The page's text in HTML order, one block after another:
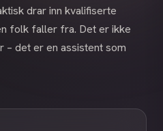
drar inn kvalifiserte
folk faller fra. Det er ikke
– det er en assistent som